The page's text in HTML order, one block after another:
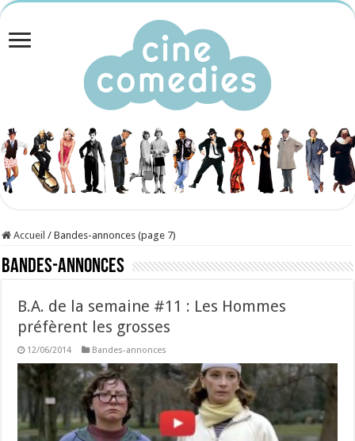
Accueil / Bandes-annonces (page 7)
Bandes-annonces
B.A. de la semaine #11 : Les Hommes
préfèrent les grosses
12/06/2014 Bandes-annonces